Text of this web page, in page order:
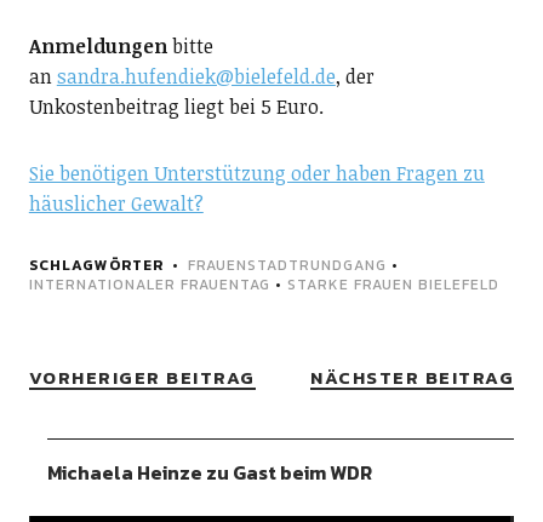
Anmeldungenbitte
ansandra.hufendiek@bielefeld.de, der
Unkostenbeitrag liegt bei 5 Euro.
Sie benötigen Unterstützung oder haben Fragen zu
häuslicher Gewalt?
SCHLAGWÖRTER FRAUENSTADTRUNDGANG •
INTERNATIONALER FRAUENTAG • STARKE FRAUEN BIELEFELD
VORHERIGER BEITRAG NÄCHSTER BEITRAG
Michaela Heinze zu Gast beim WDR